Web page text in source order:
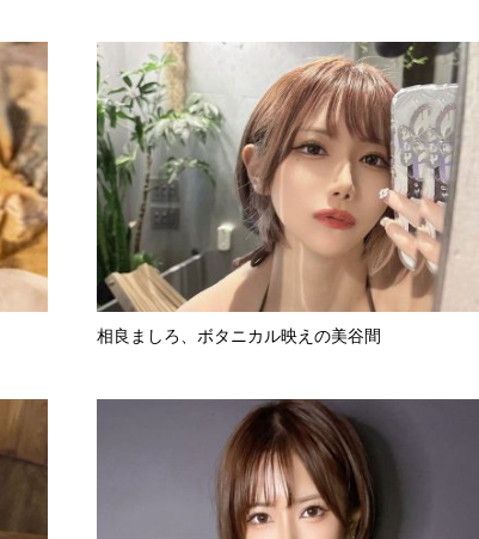
相良ましろ、ボタニカル映えの美谷間